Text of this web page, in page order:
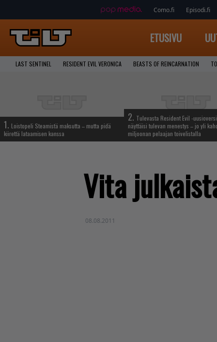
Como.fi Episodi.fi
ETUSIVU
LAST SENTINEL RESIDENT EVIL VERONICA BEASTS OF REINCARNATION
1. Loistopeli Steamistä maksutta – mutta pidä
kiirettä lataamisen kanssa
2. Tulevasta Resident Evil -
näyttäisi tulevan menestys – jo yli
miljoonan pelaajan toivelistalla
Vita
08.08.2011